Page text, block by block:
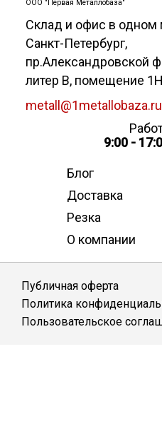
ООО "Первая Металлобаза"
Склад и офис в одном
Санкт-Петербург,
пр.Александровской
литер В, помещение 1Н
metall@1metallobaza.ru
9:00 -
Блог
Доставка
Резка
О компании
Публичная оферта
Политика
Пользовательское